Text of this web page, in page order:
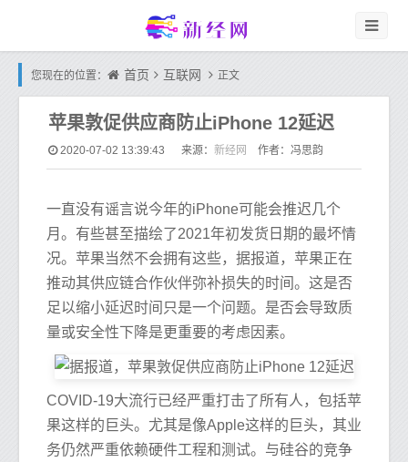
您现在的位置： 首页 互联网 正文
苹果敦促供应商防止iPhone 12延迟
2020-07-02 13:39:43 来源： 新经网 作者：冯思韵
一直没有谣言说今年的iPhone可能会推迟几个
月。有些甚至描绘了2021年初发货日期的最坏情
况。苹果当然不会拥有这些，据报道，苹果正在
推动其供应链合作伙伴弥补损失的时间。这是否
足以缩小延迟时间只是一个问题。是否会导致质
量或安全性下降是更重要的考虑因素。
COVID-19大流行已经严重打击了所有人，包括苹
果这样的巨头。尤其是像Apple这样的巨头，其业
务仍然严重依赖硬件工程和测试。与硅谷的竞争